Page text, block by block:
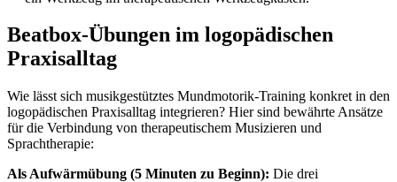
Beatbox-Übungen im logopädischen
Praxisalltag
Wie lässt sich musikgestütztes Mundmotorik-Training konkret in den
logopädischen Praxisalltag integrieren? Hier sind bewährte Ansätze
für die Verbindung von therapeutischem Musizieren und
Sprachtherapie:
Als Aufwärmübung (5 Minuten zu Beginn): Die drei